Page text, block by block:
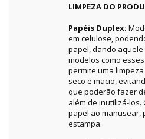
LIMPEZA DO
Papéis Duplex:
em celulose,
papel, dando
modelos como
permite uma
seco e macio,
que poderão fazer
além de inutilizá-
papel ao manusear,
estampa.